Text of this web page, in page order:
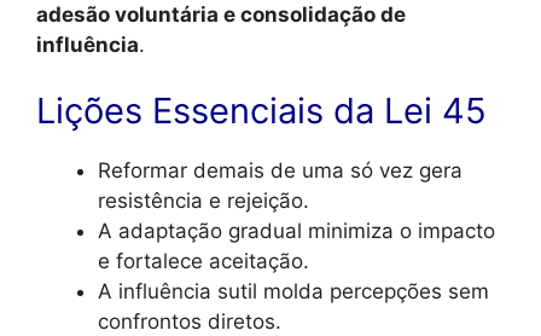
adesão voluntária e consolidação de
influência.
Lições Essenciais da Lei 45
Reformar demais de uma só vez gera
resistência e rejeição.
A adaptação gradual minimiza o impacto
e fortalece aceitação.
A influência sutil molda percepções sem
confrontos diretos.